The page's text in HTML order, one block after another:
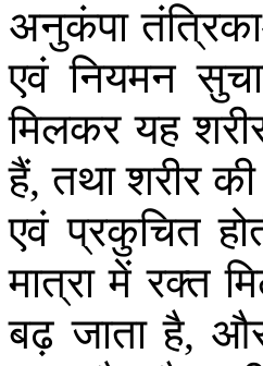
अनुकंपा
एवं नियमन
मिलकर यह
हैं,तथा शरीर की
एवं प्रकुचित
मात्रा में रक्त
बढ़ जाता है,